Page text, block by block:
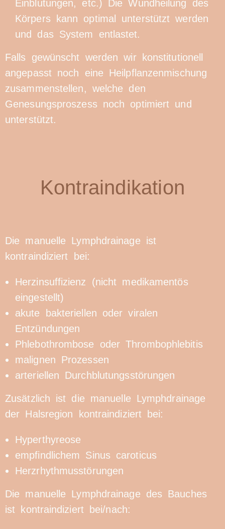
Einblutungen, etc.) Die Wundheilung des
Körpers kann optimal unterstützt werden
und das System entlastet.
Falls gewünscht werden wir konstitutionell
angepasst noch eine Heilpflanzenmischung
zusammenstellen, welche den
Genesungsproszess noch optimiert und
unterstützt.
Kontraindikation
Die manuelle Lymphdrainage ist
kontraindiziert bei:
Herzinsuffizienz (nicht medikamentös
eingestellt)
akute bakteriellen oder viralen
Entzündungen
Phlebothrombose oder Thrombophlebitis
malignen Prozessen
arteriellen Durchblutungsstörungen
Zusätzlich ist die manuelle Lymphdrainage
der Halsregion kontraindiziert bei:
Hyperthyreose
empfindlichem Sinus caroticus
Herzrhythmusstörungen
Die manuelle Lymphdrainage des Bauches
ist kontraindiziert bei/nach: